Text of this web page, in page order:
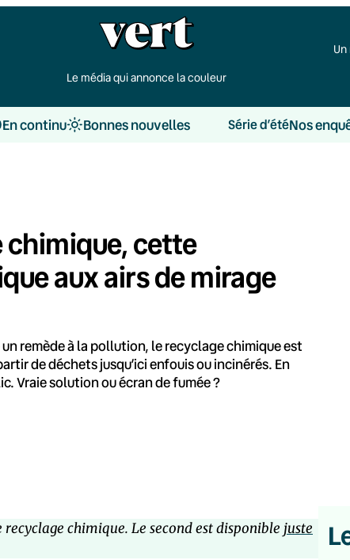
Le média qui annonce la couleur
En continu Bonnes nouvelles Série d’étéNos
chimique, cette
aux airs de mirage
remède à la pollution, le recyclage chimique est
de déchets jusqu’ici enfouis ou incinérés. En
Vraie solution ou écran de fumée ?
chimique. Le second est disponible juste